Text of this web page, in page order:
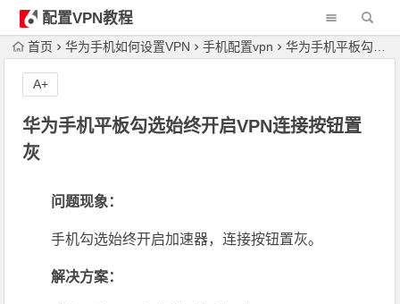
配置VPN教程
首页 华为手机如何设置VPN 手机配置vpn 华为手机平板勾选始终开启VPN连接按钮置灰
华为手机平板勾选始终开启VPN连接按钮置
灰
A+
问题现象：
手机勾选始终开启加速器，连接按钮置灰。
解决方案：